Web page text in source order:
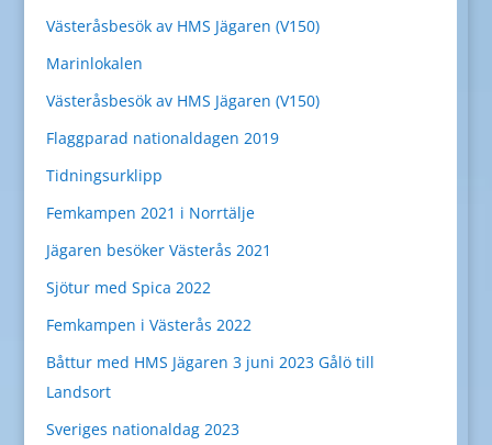
Västeråsbesök av HMS Jägaren (V150)
Marinlokalen
Västeråsbesök av HMS Jägaren (V150)
Flaggparad nationaldagen 2019
Tidningsurklipp
Femkampen 2021 i Norrtälje
Jägaren besöker Västerås 2021
Sjötur med Spica 2022
Femkampen i Västerås 2022
Båttur med HMS Jägaren 3 juni 2023 Gålö till
Landsort
Sveriges nationaldag 2023